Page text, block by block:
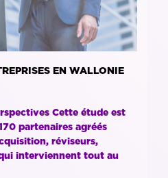
EN WALLONIE
Cette étude est
partenaires agréés
réviseurs,
interviennent tout au